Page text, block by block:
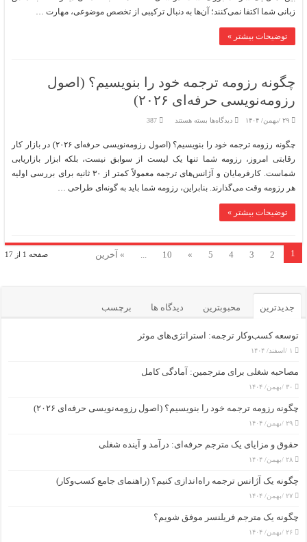
زبانی شما اکتفا نمی‌کنند؛ آن‌ها به دنبال ترکیبی از تخصص موضوعی، مهارت …
توضیحات بیشتر »
چگونه رزومه ترجمه خود را بنویسیم؟ (اصول
رزومه‌نویسی حرفه‌ای ۲۰۲۶)
۲۹ /بهمن/ ۱۴۰۴ دیدگاه‌ها برای
ترجمه
را
بنویسیم؟
(اصول
رزومه‌نویسی
حرفه‌ای
بسته هستند 387
چگونه رزومه ترجمه خود را بنویسیم؟ (اصول رزومه‌نویسی حرفه‌ای ۲۰۲۶) در بازار کار
رقابتی امروز، رزومه شما تنها یک لیست از سوابق نیست، بلکه ابزار بازاریابی
شماست. کارفرمایان و آژانس‌های ترجمه معمولاً کمتر از ۳۰ ثانیه برای بررسی اولیه
هر رزومه وقت می‌گذارند. بنابراین، رزومه شما باید به گونه‌ای طراحی …
توضیحات بیشتر »
صفحه 1 از 17 1
2
3
4
5
»
10 » آخرین
جدیدترین محبوبترین دیدگاه ها برچسب
توسعه کسب‌وکار ترجمه: استراتژی‌های موثر
۱ /اسفند/ ۱۴۰۴
مصاحبه شغلی برای مترجمین: آمادگی کامل
۳۰ /بهمن/ ۱۴۰۴
چگونه رزومه ترجمه خود را بنویسیم؟ (اصول رزومه‌نویسی حرفه‌ای ۲۰۲۶)
۲۹ /بهمن/ ۱۴۰۴
حقوق و مزایای یک مترجم حرفه‌ای: درآمد و آینده شغلی
۲۸ /بهمن/ ۱۴۰۴
چگونه یک آژانس ترجمه راه‌اندازی کنیم؟ (راهنمای جامع کسب‌وکار)
۲۷ /بهمن/ ۱۴۰۴
چگونه یک مترجم فریلنسر موفق شویم؟
۲۶ /بهمن/ ۱۴۰۴